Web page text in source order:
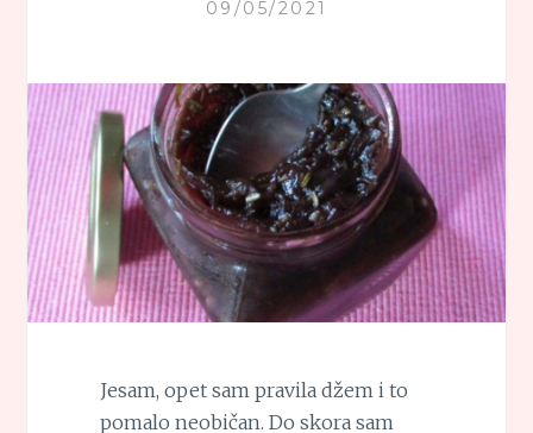
09/05/2021
Jesam, opet sam pravila džem i to
pomalo neobičan. Do skora sam